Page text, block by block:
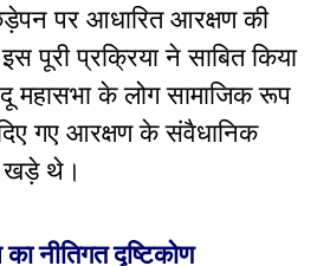
पर आधारित आरक्षण की
पूरी प्रक्रिया ने साबित किया
के लोग सामाजिक रूप
गए आरक्षण के संवैधानिक
खड़े थे।
नीतिगत दृष्टिकोण